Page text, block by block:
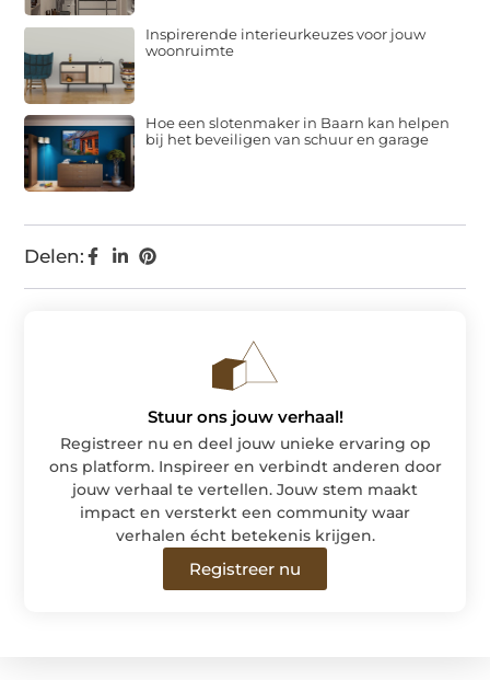
Delen:
Inspirerende interieurkeuzes voor jouw
woonruimte
Hoe een slotenmaker in Baarn kan helpen
bij het beveiligen van schuur en garage
Stuur ons jouw verhaal!
Registreer nu en deel jouw unieke ervaring op
ons platform. Inspireer en verbindt anderen door
jouw verhaal te vertellen. Jouw stem maakt
impact en versterkt een community waar
verhalen écht betekenis krijgen.
Registreer nu